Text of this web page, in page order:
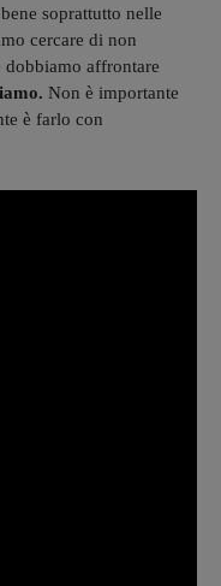
soprattutto nelle
cercare di non
affrontare
Non è importante
è farlo con